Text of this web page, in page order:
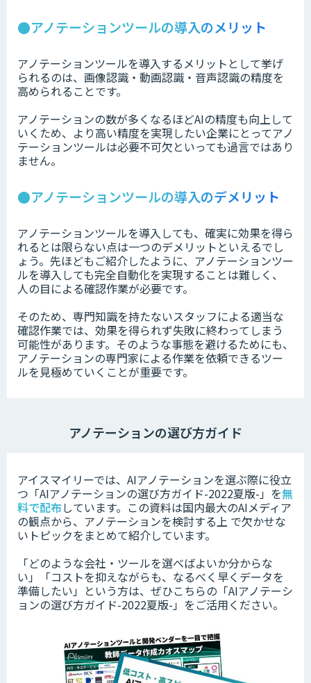
●アノテーションツールの導入のメリット
アノテーションツールを導入するメリットとして挙げ
られるのは、画像認識・動画認識・音声認識の精度を
高められることです。
アノテーションの数が多くなるほどAIの精度も向上して
いくため、より高い精度を実現したい企業にとってアノ
テーションツールは必要不可欠といっても過言ではあり
ません。
●アノテーションツールの導入のデメリット
アノテーションツールを導入しても、確実に効果を得ら
れるとは限らない点は一つのデメリットといえるでし
ょう。先ほどもご紹介したように、アノテーションツー
ルを導入しても完全自動化を実現することは難しく、
人の目による確認作業が必要です。
そのため、専門知識を持たないスタッフによる適当な
確認作業では、効果を得られず失敗に終わってしまう
可能性があります。そのような事態を避けるためにも、
アノテーションの専門家による作業を依頼できるツー
ルを見極めていくことが重要です。
アノテーションの選び方ガイド
アイスマイリーでは、AIアノテーションを選ぶ際に役立
つ「AIアノテーションの選び方ガイド-2022夏版-」を無
料で配布しています。この資料は国内最大のAIメディア
の観点から、アノテーションを検討する上 で欠かせな
いトピックをまとめて紹介しています。
「どのような会社・ツールを選べばよいか分からな
い」「コストを抑えながらも、なるべく早くデータを
準備したい」という方は、ぜひこちらの「AIアノテーシ
ョンの選び方ガイド-2022夏版-」をご活用ください。